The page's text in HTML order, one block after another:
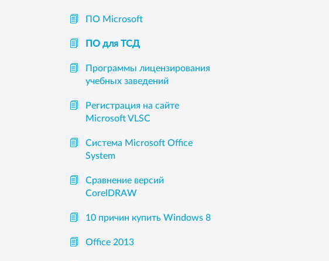
ПО Microsoft
ПО для ТСД
Программы лицензирования
учебных заведений
Регистрация на сайте
Microsoft VLSC
Система Microsoft Office
System
Сравнение версий
CorelDRAW
10 причин купить Windows 8
Office 2013